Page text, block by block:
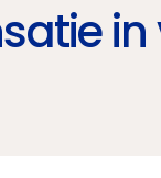
in